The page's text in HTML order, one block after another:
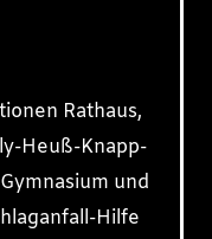
Rathaus,
Heuß-Knapp-
und
Hilfe